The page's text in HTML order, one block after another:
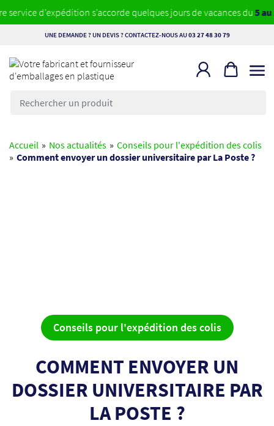
d’expédition s’accorde quelques jours de vacances du5 au
UNE DEMANDE ? UN DEVIS ? CONTACTEZ-NOUS AU03 27 48 30 79
Accueil » Nos actualités » Conseils pour l'expédition des colis
» Comment envoyer un dossier universitaire par La Poste ?
Conseils pour l'expédition des colis
COMMENT ENVOYER UN
DOSSIER UNIVERSITAIRE PAR
LA POSTE ?